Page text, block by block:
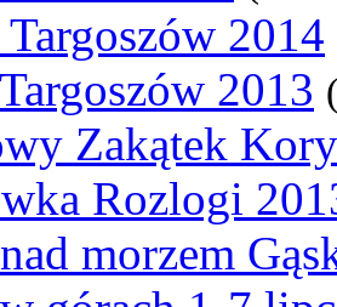
2014
2013
Zakątek
Rozlogi
morzem